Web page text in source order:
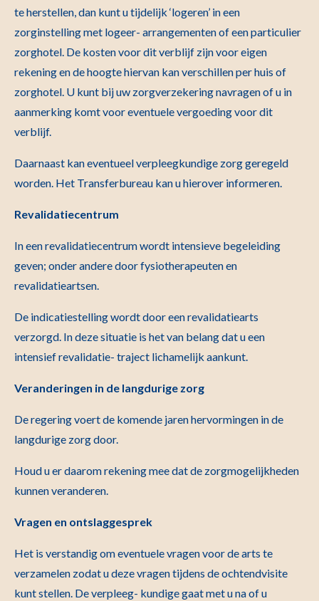
te herstellen, dan kunt u tijdelijk ‘logeren’ in een
zorginstelling met logeer- arrangementen of een particulier
zorghotel. De kosten voor dit verblijf zijn voor eigen
rekening en de hoogte hiervan kan verschillen per huis of
zorghotel. U kunt bij uw zorgverzekering navragen of u in
aanmerking komt voor eventuele vergoeding voor dit
verblijf.
Daarnaast kan eventueel verpleegkundige zorg geregeld
worden. Het Transferbureau kan u hierover informeren.
Revalidatiecentrum
In een revalidatiecentrum wordt intensieve begeleiding
geven; onder andere door fysiotherapeuten en
revalidatieartsen.
De indicatiestelling wordt door een revalidatiearts
verzorgd. In deze situatie is het van belang dat u een
intensief revalidatie- traject lichamelijk aankunt.
Veranderingen in de langdurige zorg
De regering voert de komende jaren hervormingen in de
langdurige zorg door.
Houd u er daarom rekening mee dat de zorgmogelijkheden
kunnen veranderen.
Vragen en ontslaggesprek
Het is verstandig om eventuele vragen voor de arts te
verzamelen zodat u deze vragen tijdens de ochtendvisite
kunt stellen. De verpleeg- kundige gaat met u na of u